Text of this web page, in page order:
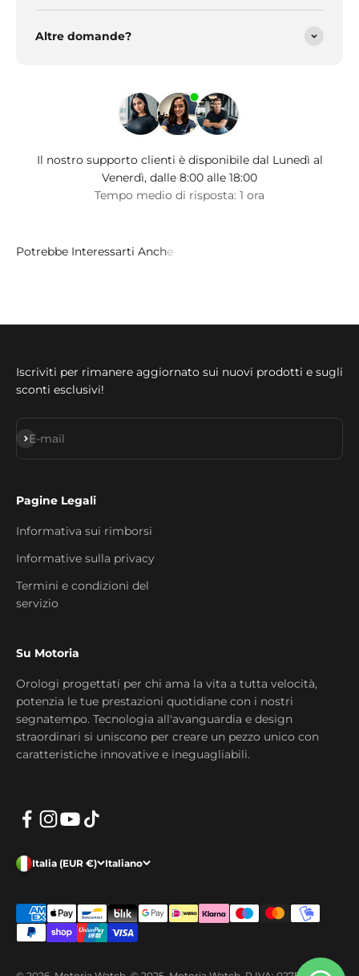
Altre domande?
Il nostro supporto clienti è disponibile dal Lunedì al
Venerdì, dalle 8:00 alle 18:00
Tempo medio di risposta: 1 ora
Iscriviti per rimanere aggiornato sui nuovi prodotti e sugli
sconti esclusivi!
E-mail
Iscriviti alla newsletter
Pagine Legali
Informativa sui rimborsi
Informative sulla privacy
Termini e condizioni del
servizio
Su Motoria
Orologi progettati per chi ama la vita a tutta velocità,
potenzia le tue prestazioni quotidiane con i nostri
segnatempo. Tecnologia all'avanguardia e design
straordinari si uniscono per creare un pezzo unico con
caratteristiche innovative e ineguagliabili.
Italia (EUR €) Italiano